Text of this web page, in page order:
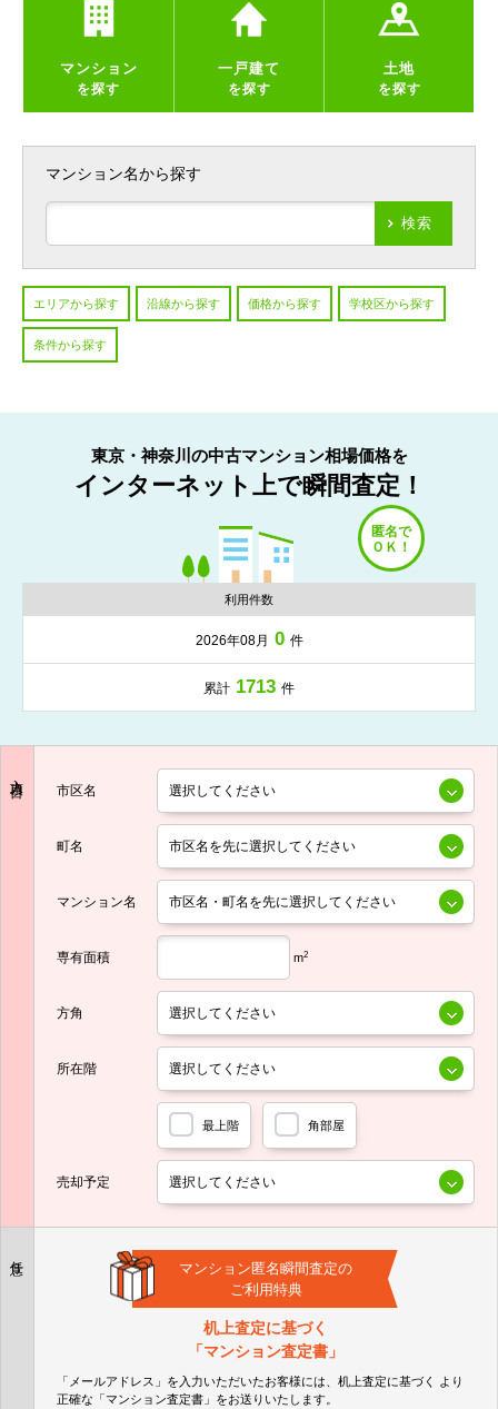
マンション
を探す
一戸建て
を探す
土地
を探す
マンション名から探す
検索
エリアから探す 沿線から探す 価格から探す 学校区から探す
条件から探す
東京・神奈川の中古マンション相場価格を
インターネット上で瞬間査定！
利用件数
2026年08月 0 件
累計 1713 件
市区名
町名
マンション名
専有面積 m2
方角
所在階
最上階 角部屋
売却予定
マンション匿名瞬間査定の
ご利用特典
机上査定に基づく
「マンション査定書」
「メールアドレス」を入力いただいたお客様には、机上査定に基づく
より
正確な 「マンション査定書」 をお送りいたします。